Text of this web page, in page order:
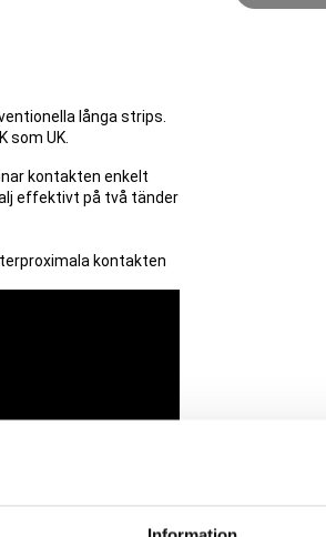
långa strips.
som UK.
kontakten enkelt
effektivt på två tänder
kontakten